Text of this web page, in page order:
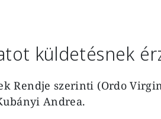
küldetésnek
Rendje szerinti (Ordo
Andrea.